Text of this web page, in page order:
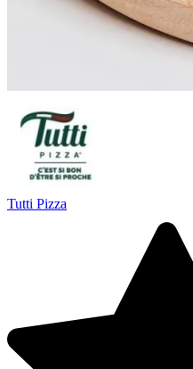
Tutti Pizza